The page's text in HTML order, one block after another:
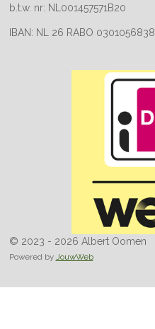
b.t.w. nr: NL001457571B20
IBAN: NL 26 RABO 0301056838
© 2023 - 2026 Albert Oomen
Powered by JouwWeb